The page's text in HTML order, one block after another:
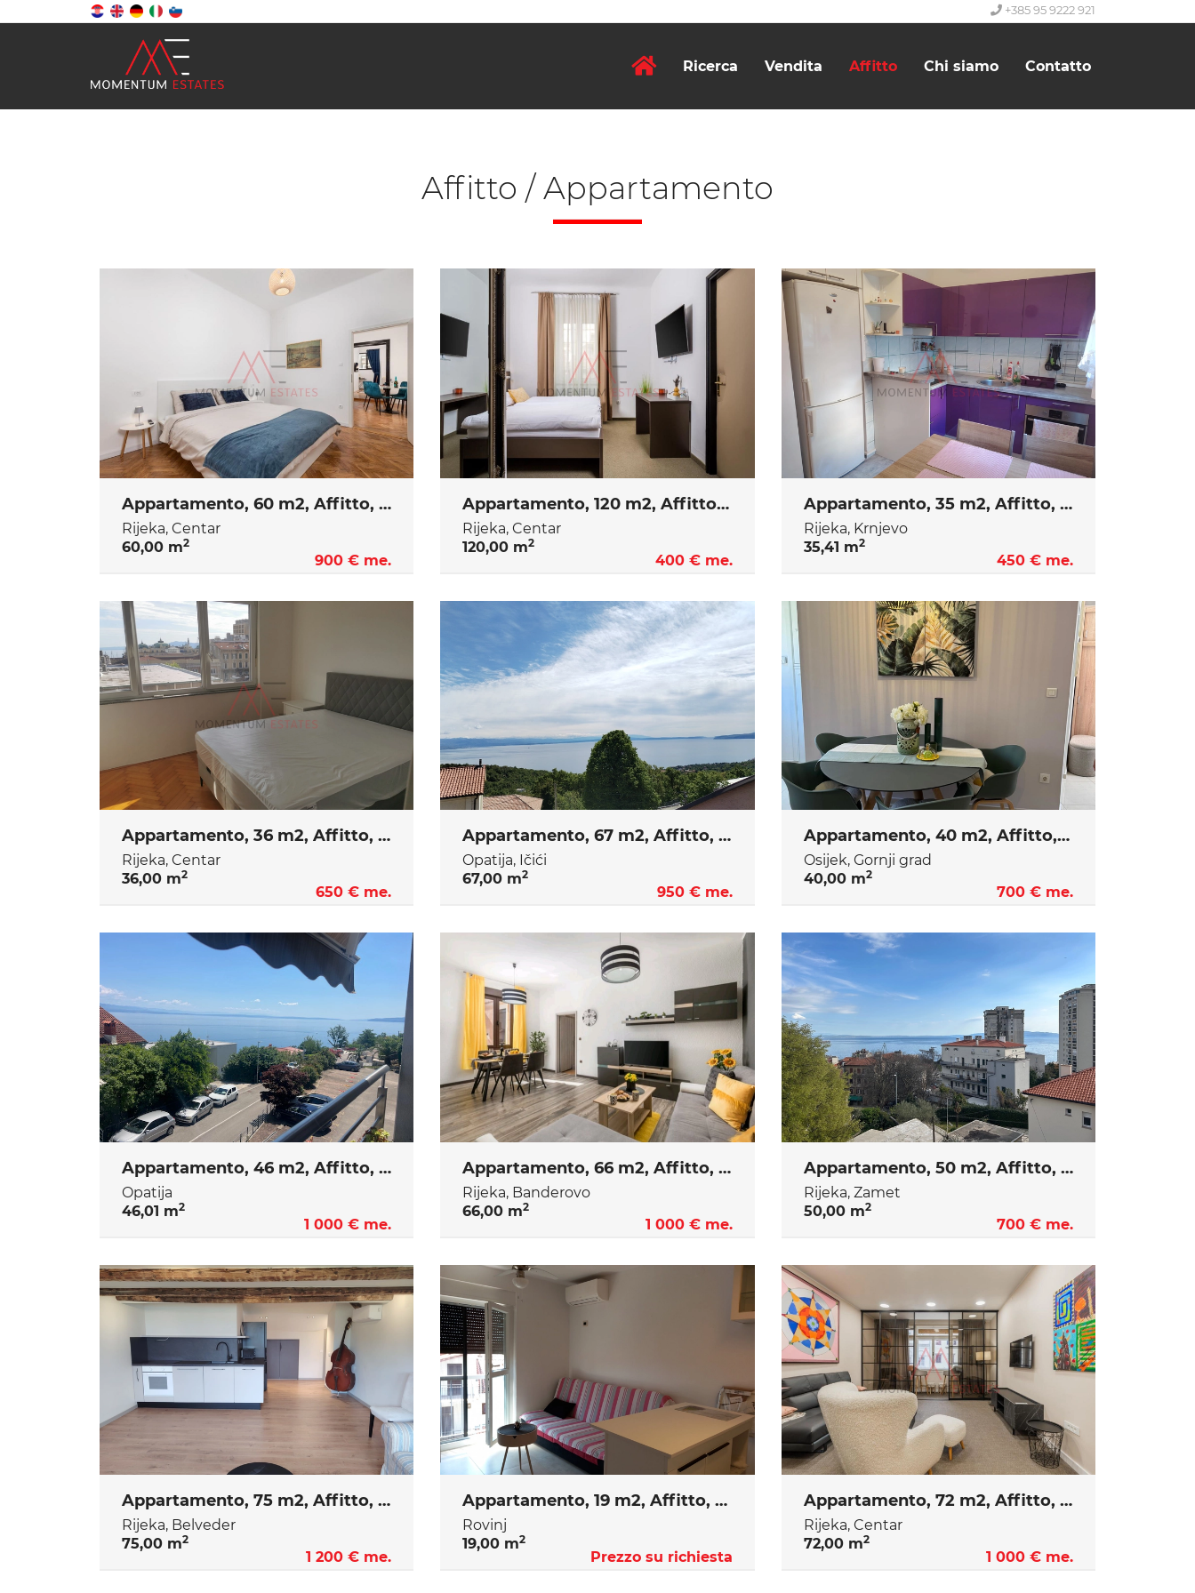
+385 95 9222 921
Ricerca Vendita Affitto Chi siamo Contatto
Affitto / Appartamento
Appartamento, 60 m2, Affitto, Rijeka - Centar
Rijeka, Centar
60,00 m2
900 € me.
Appartamento, 120 m2, Affitto, Rijeka - Centar
Rijeka, Centar
120,00 m2
400 € me.
Appartamento, 35 m2, Affitto, Rijeka - Krnjevo
Rijeka, Krnjevo
35,41 m2
450 € me.
Appartamento, 36 m2, Affitto, Rijeka - Centar
Rijeka, Centar
36,00 m2
650 € me.
Appartamento, 67 m2, Affitto, Opatija - Ičići
Opatija, Ičići
67,00 m2
950 € me.
Appartamento, 40 m2, Affitto, Osijek - Gornji grad
Osijek, Gornji grad
40,00 m2
700 € me.
Appartamento, 46 m2, Affitto, Opatija
Opatija
46,01 m2
1 000 € me.
Appartamento, 66 m2, Affitto, Rijeka - Banderovo
Rijeka, Banderovo
66,00 m2
1 000 € me.
Appartamento, 50 m2, Affitto, Rijeka - Zamet
Rijeka, Zamet
50,00 m2
700 € me.
Appartamento, 75 m2, Affitto, Rijeka - Belveder
Rijeka, Belveder
75,00 m2
1 200 € me.
Appartamento, 19 m2, Affitto, Rovinj
Rovinj
19,00 m2
Prezzo su richiesta
Appartamento, 72 m2, Affitto, Rijeka - Centar
Rijeka, Centar
72,00 m2
1 000 € me.